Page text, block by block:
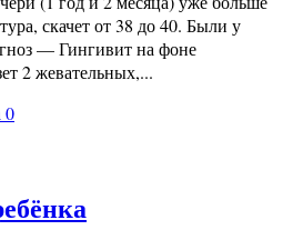
скачет от 38 до 40. Были у
— Гингивит на фоне
2 жевательных,...
0